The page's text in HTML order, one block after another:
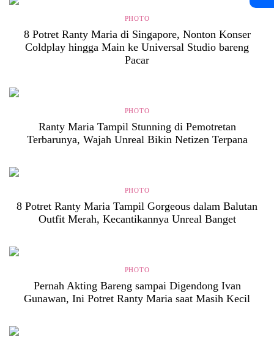
PHOTO
8 Potret Ranty Maria di Singapore, Nonton Konser
Coldplay hingga Main ke Universal Studio bareng
Pacar
PHOTO
Ranty Maria Tampil Stunning di Pemotretan
Terbarunya, Wajah Unreal Bikin Netizen Terpana
PHOTO
8 Potret Ranty Maria Tampil Gorgeous dalam Balutan
Outfit Merah, Kecantikannya Unreal Banget
PHOTO
Pernah Akting Bareng sampai Digendong Ivan
Gunawan, Ini Potret Ranty Maria saat Masih Kecil